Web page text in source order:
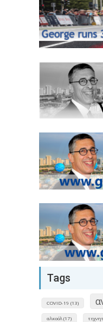
Tags
COVID-19 (13)
αλκοόλ (17)